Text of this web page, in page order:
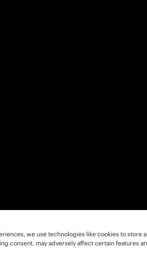
we use technologies like cookies to
consent, may adversely affect certain features